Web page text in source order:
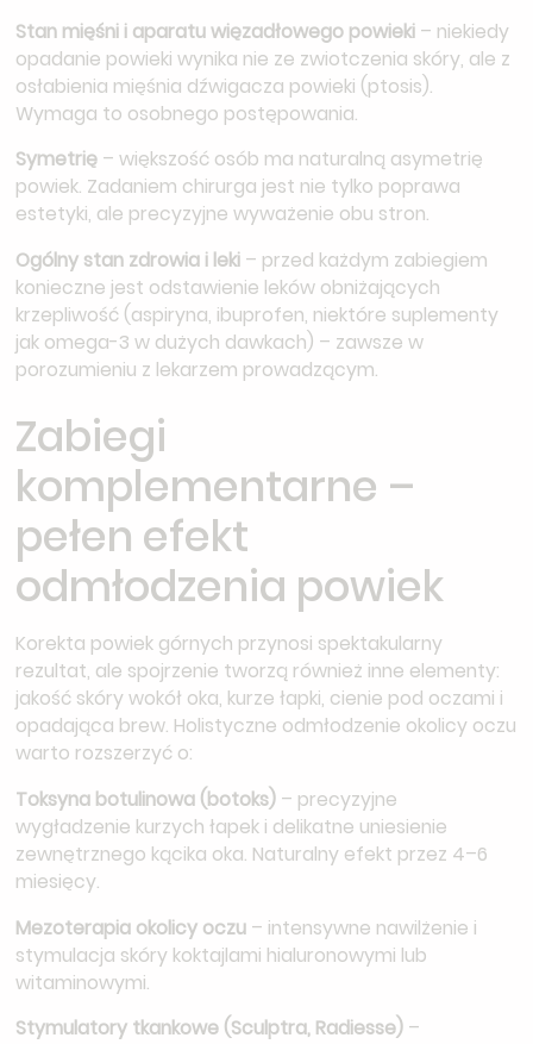
Stan mięśni i aparatu więzadłowego powieki – niekiedy
opadanie powieki wynika nie ze zwiotczenia skóry, ale z
osłabienia mięśnia dźwigacza powieki (ptosis).
Wymaga to osobnego postępowania.
Symetrię – większość osób ma naturalną asymetrię
powiek. Zadaniem chirurga jest nie tylko poprawa
estetyki, ale precyzyjne wyważenie obu stron.
Ogólny stan zdrowia i leki – przed każdym zabiegiem
konieczne jest odstawienie leków obniżających
krzepliwość (aspiryna, ibuprofen, niektóre suplementy
jak omega-3 w dużych dawkach) – zawsze w
porozumieniu z lekarzem prowadzącym.
Zabiegi
komplementarne –
pełen efekt
odmłodzenia powiek
Korekta powiek górnych przynosi spektakularny
rezultat, ale spojrzenie tworzą również inne elementy:
jakość skóry wokół oka, kurze łapki, cienie pod oczami i
opadająca brew. Holistyczne odmłodzenie okolicy oczu
warto rozszerzyć o:
Toksyna botulinowa (botoks) – precyzyjne
wygładzenie kurzych łapek i delikatne uniesienie
zewnętrznego kącika oka. Naturalny efekt przez 4–6
miesięcy.
Mezoterapia okolicy oczu – intensywne nawilżenie i
stymulacja skóry koktajlami hialuronowymi lub
witaminowymi.
Stymulatory tkankowe (Sculptra, Radiesse) –